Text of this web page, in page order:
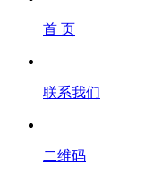
首 页
联系我们
二维码